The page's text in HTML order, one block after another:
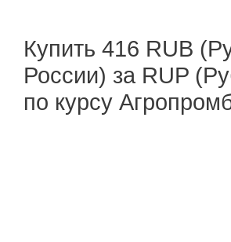
Купить 416 RUB
России) за RUP
по курсу